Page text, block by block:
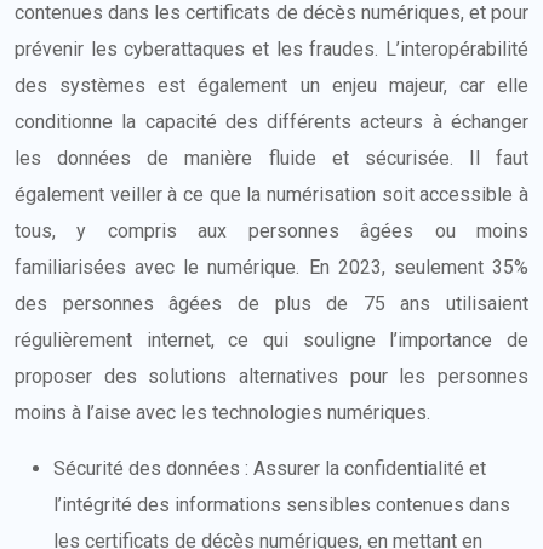
contenues dans les certificats de décès numériques, et pour
prévenir les cyberattaques et les fraudes. L’interopérabilité
des systèmes est également un enjeu majeur, car elle
conditionne la capacité des différents acteurs à échanger
les données de manière fluide et sécurisée. Il faut
également veiller à ce que la numérisation soit accessible à
tous, y compris aux personnes âgées ou moins
familiarisées avec le numérique. En 2023, seulement 35%
des personnes âgées de plus de 75 ans utilisaient
régulièrement internet, ce qui souligne l’importance de
proposer des solutions alternatives pour les personnes
moins à l’aise avec les technologies numériques.
Sécurité des données : Assurer la confidentialité et
l’intégrité des informations sensibles contenues dans
les certificats de décès numériques, en mettant en